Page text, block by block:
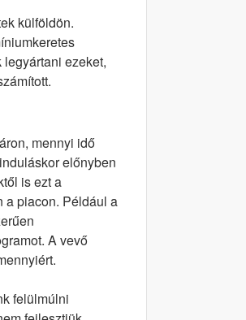
külföldön.
ezeket,
mennyi idő
előnyben
is ezt a
a piacon. Például a
A vevő
felülmúlni